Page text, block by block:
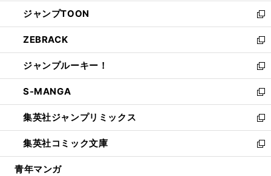
く
で
開
く
ド
ウ
で
開
く
ウ
ィ
ン
ド
ウ
で
開
く
し
い
ウ
ィ
ン
ド
ウ
で
開
く
ジャンプTOON
新
し
い
ウ
ィ
ン
ド
ウ
で
開
く
ZEBRACK
新
し
い
ウ
ィ
ン
ド
ウ
で
開
ジャンプルーキー！
新
し
い
ウ
ィ
ン
ド
ウ
S-MANGA
新
し
い
ウ
ィ
ン
集英社ジャンプリミックス
新
し
い
ウ
集英社コミック文庫
新
し
青年マンガ